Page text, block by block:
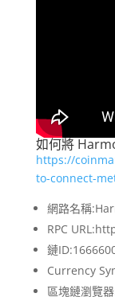
如何將
https://
to-connect-
網路名稱
RPC
鏈
Currency
區塊鏈瀏覽